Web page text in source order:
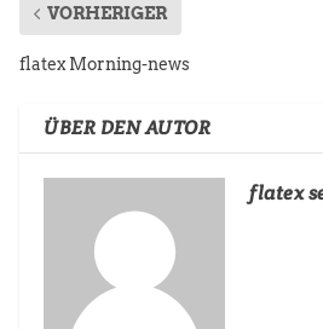
VORHERIGER
flatex Morning-news
ÜBER DEN AUTOR
flatex